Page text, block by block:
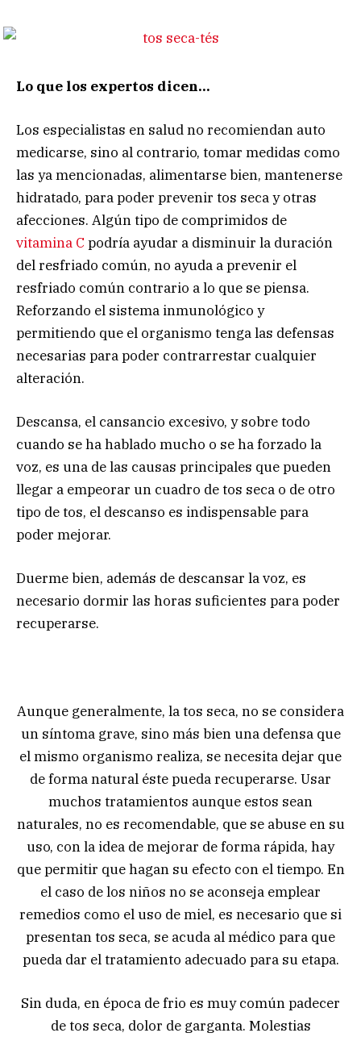
Lo que los expertos dicen…
Los especialistas en salud no recomiendan auto
medicarse, sino al contrario, tomar medidas como
las ya mencionadas, alimentarse bien, mantenerse
hidratado, para poder prevenir tos seca y otras
afecciones. Algún tipo de comprimidos de
vitamina C podría ayudar a disminuir la duración
del resfriado común, no ayuda a prevenir el
resfriado común contrario a lo que se piensa.
Reforzando el sistema inmunológico y
permitiendo que el organismo tenga las defensas
necesarias para poder contrarrestar cualquier
alteración.
Descansa, el cansancio excesivo, y sobre todo
cuando se ha hablado mucho o se ha forzado la
voz, es una de las causas principales que pueden
llegar a empeorar un cuadro de tos seca o de otro
tipo de tos, el descanso es indispensable para
poder mejorar.
Duerme bien, además de descansar la voz, es
necesario dormir las horas suficientes para poder
recuperarse.
Aunque generalmente, la tos seca, no se considera
un síntoma grave, sino más bien una defensa que
el mismo organismo realiza, se necesita dejar que
de forma natural éste pueda recuperarse. Usar
muchos tratamientos aunque estos sean
naturales, no es recomendable, que se abuse en su
uso, con la idea de mejorar de forma rápida, hay
que permitir que hagan su efecto con el tiempo. En
el caso de los niños no se aconseja emplear
remedios como el uso de miel, es necesario que si
presentan tos seca, se acuda al médico para que
pueda dar el tratamiento adecuado para su etapa.
Sin duda, en época de frio es muy común padecer
de tos seca, dolor de garganta. Molestias